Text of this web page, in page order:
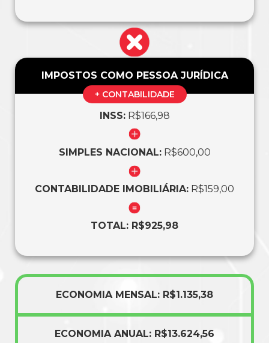
IMPOSTOS COMO PESSOA JURÍDICA
+ CONTABILIDADE
INSS:R$166,98
SIMPLES NACIONAL:R$600,00
CONTABILIDADE IMOBILIÁRIA: R$159,00
TOTAL: R$925,98
ECONOMIA MENSAL: R$1.135,38
ECONOMIA ANUAL: R$13.624,56